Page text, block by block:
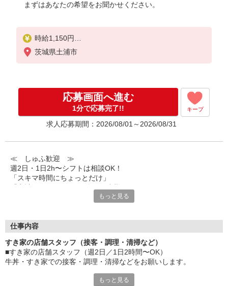
まずはあなたの希望をお聞かせください。
時給1,150円
※22:00〜翌5:00：時給1,438円
※高校生時給1,074円
茨城県土浦市
応募画面へ進む
1分で応募完了!! キープ
求人応募期間：2026/08/01～2026/08/31
≪ しゅふ歓迎 ≫
週2日・1日2h〜シフトは相談OK！
「スキマ時間にちょっとだけ」
など、自分らしく活躍できますよ。
■髪型・髪色自由
■給与前払い可
急な出費も安心♪
■社員登用あり
将来を考えている方は必見です。
もっと見る
仕事内容
すき家の店舗スタッフ（接客・調理・清掃など）
■すき家の店舗スタッフ（週2日／1日2時間〜OK）
牛丼・すき家での接客・調理・清掃などをお願いします。
もっと見る